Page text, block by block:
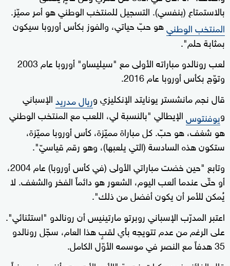
بالاستمتاع (بنفسي). التسجيل للمنتخب الوطني هو أمر مميّز.
المنتخب الوطنيهو حبّ حياتي، والفوز بكأس أوروبا سيكون
بمثابة حلم".
لعب رونالدو مباراته الأولى مع "سيليساو" أوروبا عام 2003
وتوّج بكأس أوروبا عام 2016.
قال نجم مانشستر يونايتد الإنكليزي وريال مدريدالإسباني
ويوفنتوسالإيطالي "بالنسبة لي، اللعب مع المنتخب الوطني
هو شغف، هو حبّ. كل مباراة مميّزة، كأس أوروبا مميّزة،
ستكون هذه السادسة (التي يلعبها)، وهو رقم قياسيّ".
وتابع "حين خضت مباراتي الأولى (في كأس أوروبا) عام 2004،
أو حتّى عندما ألعب اليوم، الشعور هو دائماً الفخر والشغف. لا
يُمكن للأمر أن يكون أفضل من ذلك".
اعتبر المدرّب الإسباني روبرتو مارتينيس أن رونالدو "استثنائي".
على الرغم من عدم تتويجه بأي لقبٍ هذا العام، سجّل رونالدو
35 هدفاً مع النصر في موسمه الأوّل الكامل.